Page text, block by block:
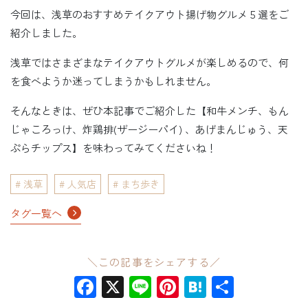
今回は、浅草のおすすめテイクアウト揚げ物グルメ５選をご
紹介しました。
浅草ではさまざまなテイクアウトグルメが楽しめるので、何
を食べようか迷ってしまうかもしれません。
そんなときは、ぜひ本記事でご紹介した【和牛メンチ、もん
じゃころっけ、炸鶏排(ザージーパイ) 、あげまんじゅう、天
ぷらチップス】を味わってみてくださいね！
浅草 人気店 まち歩き
タグ一覧へ
＼この記事をシェアする／
Facebook
X LinePinterest
Hatena